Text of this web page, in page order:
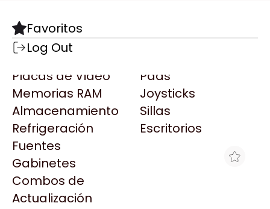
Componentes
Motherboards
Microprocesadores
Placas de Video
Memorias RAM
Almacenamiento
Refrigeración
Fuentes
Gabinetes
Combos de
Actualización
Pads
Joysticks
Sillas
Escritorios
Todas las Marcas
AMD
AULA
Acer
Adata
AeroCool
Antec
Arkham
Asrock
Destacadas
Favoritos
Log Out
MOTHERBOARD ASUS PRIME B840M-
A-CSM AM5 DDR5